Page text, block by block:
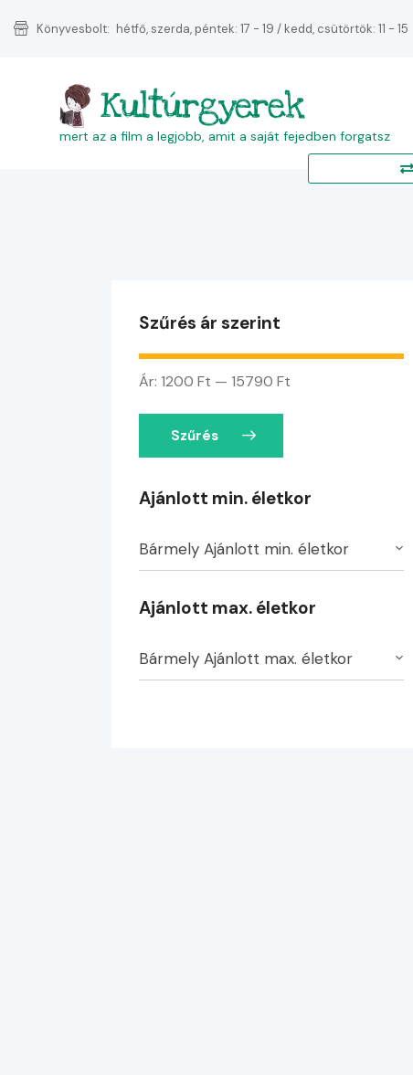
Könyvesbolt: hétfő, szerda, péntek: 17 - 19 / kedd, csütörtök: 11 - 15
Kultúrgyerek
mert az a film a legjobb, amit a saját fejedben forgatsz
Szűrés ár szerint
Szűrés
Ár: 1200 Ft — 15790 Ft
Ajánlott min. életkor
Bármely Ajánlott min. életkor
Ajánlott max. életkor
Bármely Ajánlott max. életkor